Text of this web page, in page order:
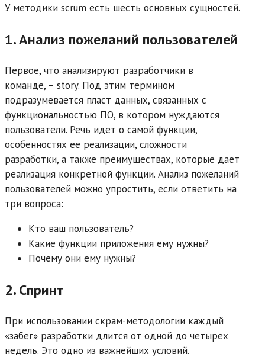
У методики scrum есть шесть основных сущностей.
1. Анализ пожеланий пользователей
Первое, что анализируют разработчики в
команде, – story. Под этим термином
подразумевается пласт данных, связанных с
функциональностью ПО, в котором нуждаются
пользователи. Речь идет о самой функции,
особенностях ее реализации, сложности
разработки, а также преимуществах, которые дает
реализация конкретной функции. Анализ пожеланий
пользователей можно упростить, если ответить на
три вопроса:
Кто ваш пользователь?
Какие функции приложения ему нужны?
Почему они ему нужны?
2. Спринт
При использовании скрам-методологии каждый
«забег» разработки длится от одной до четырех
недель. Это одно из важнейших условий.